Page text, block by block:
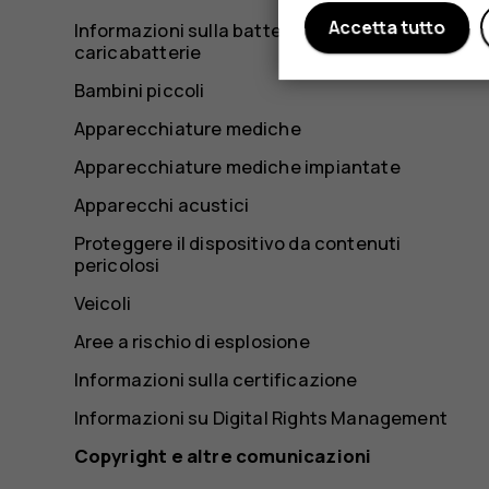
Informazioni sulla batteria e il
caricabatterie
Bambini piccoli
Apparecchiature mediche
Apparecchiature mediche impiantate
Apparecchi acustici
Proteggere il dispositivo da contenuti
pericolosi
Veicoli
Aree a rischio di esplosione
Informazioni sulla certificazione
Informazioni su Digital Rights Management
Copyright e altre comunicazioni
Accetta tutto